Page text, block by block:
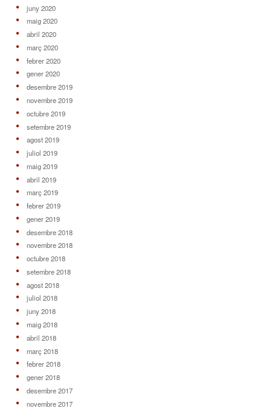
juny 2020
maig 2020
abril 2020
març 2020
febrer 2020
gener 2020
desembre 2019
novembre 2019
octubre 2019
setembre 2019
agost 2019
juliol 2019
maig 2019
abril 2019
març 2019
febrer 2019
gener 2019
desembre 2018
novembre 2018
octubre 2018
setembre 2018
agost 2018
juliol 2018
juny 2018
maig 2018
abril 2018
març 2018
febrer 2018
gener 2018
desembre 2017
novembre 2017